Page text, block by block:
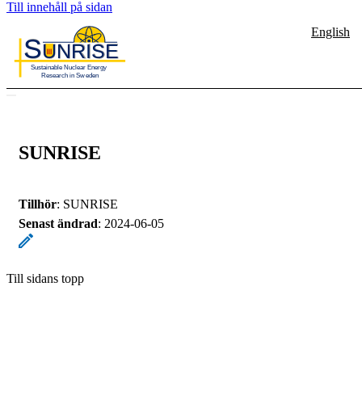
Till innehåll på sidan
English
SUNRISE
Tillhör: SUNRISE
Senast ändrad: 2024-06-05
Till sidans topp